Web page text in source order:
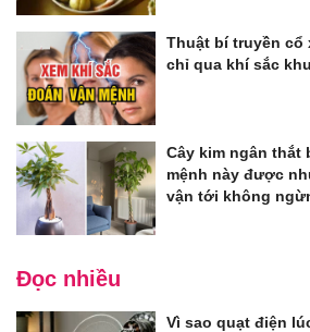
Thuật bí truyền cổ
chỉ qua khí sắc
Cây kim ngân thắt
mệnh này được
vận tới không
Đọc nhiều
Vì sao quạt điện